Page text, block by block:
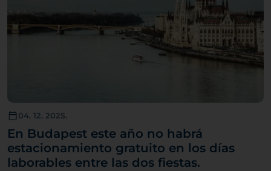
04. 12. 2025.
En Budapest este año no habrá
estacionamiento gratuito en los días
laborables entre las dos fiestas.